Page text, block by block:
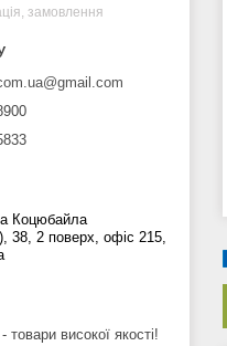
замовлення
Коцюбайла
38, 2 поверх, офіс 215,
товари високої якості!